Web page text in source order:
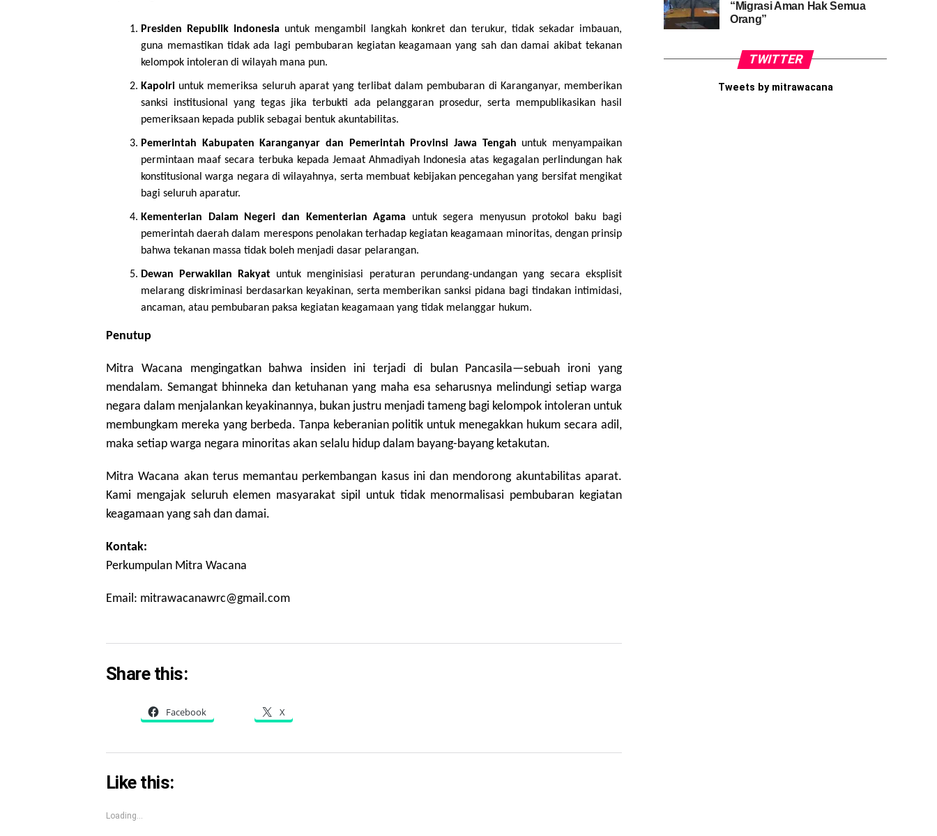
Presiden Republik Indonesia untuk mengambil langkah konkret dan terukur, tidak sekadar imbauan,
guna memastikan tidak ada lagi pembubaran kegiatan keagamaan yang sah dan damai akibat tekanan
kelompok intoleran di wilayah mana pun.
Kapolri untuk memeriksa seluruh aparat yang terlibat dalam pembubaran di Karanganyar, memberikan
sanksi institusional yang tegas jika terbukti ada pelanggaran prosedur, serta mempublikasikan hasil
pemeriksaan kepada publik sebagai bentuk akuntabilitas.
Pemerintah Kabupaten Karanganyar dan Pemerintah Provinsi Jawa Tengah untuk menyampaikan
permintaan maaf secara terbuka kepada Jemaat Ahmadiyah Indonesia atas kegagalan perlindungan hak
konstitusional warga negara di wilayahnya, serta membuat kebijakan pencegahan yang bersifat mengikat
bagi seluruh aparatur.
Kementerian Dalam Negeri dan Kementerian Agama untuk segera menyusun protokol baku bagi
pemerintah daerah dalam merespons penolakan terhadap kegiatan keagamaan minoritas, dengan prinsip
bahwa tekanan massa tidak boleh menjadi dasar pelarangan.
Dewan Perwakilan Rakyat untuk menginisiasi peraturan perundang-undangan yang secara eksplisit
melarang diskriminasi berdasarkan keyakinan, serta memberikan sanksi pidana bagi tindakan intimidasi,
ancaman, atau pembubaran paksa kegiatan keagamaan yang tidak melanggar hukum.
Penutup
Mitra Wacana mengingatkan bahwa insiden ini terjadi di bulan Pancasila—sebuah ironi yang
mendalam. Semangat bhinneka dan ketuhanan yang maha esa seharusnya melindungi setiap warga
negara dalam menjalankan keyakinannya, bukan justru menjadi tameng bagi kelompok intoleran untuk
membungkam mereka yang berbeda. Tanpa keberanian politik untuk menegakkan hukum secara adil,
maka setiap warga negara minoritas akan selalu hidup dalam bayang-bayang ketakutan.
Mitra Wacana akan terus memantau perkembangan kasus ini dan mendorong akuntabilitas aparat.
Kami mengajak seluruh elemen masyarakat sipil untuk tidak menormalisasi pembubaran kegiatan
keagamaan yang sah dan damai.
Kontak:
Perkumpulan Mitra Wacana
Email: mitrawacanawrc@gmail.com
Share this:
Facebook X
Like this:
Loading...
“Migrasi Aman Hak Semua
Orang”
TWITTER
Tweets by mitrawacana